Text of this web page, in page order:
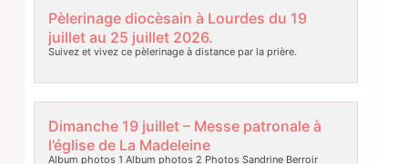
Pèlerinage diocèsain à Lourdes du 19
juillet au 25 juillet 2026.
Suivez et vivez ce pèlerinage à distance par la prière.
Dimanche 19 juillet – Messe patronale à
l’église de La Madeleine
Album photos 1 Album photos 2 Photos Sandrine Berroir